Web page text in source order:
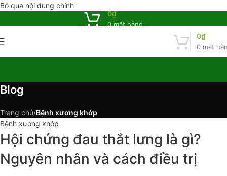
Bỏ qua nội dung chính
0 mặt hàng
0₫
0 mặt
0₫
Blog
Trang chủ/Bệnh xương khớp
Bệnh xương khớp
Hội chứng đau thắt lưng là gì?
Nguyên nhân và cách điều trị